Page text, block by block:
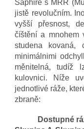
Saphire s MRR
jistě revolučním.
vyšší přesnost,
číštění a mnohem
studena kovaná,
minimálnimi
měnitelná, tudíž
kulovnici. Níže
jednotlivé ráže,
zbraně:
Dostupné